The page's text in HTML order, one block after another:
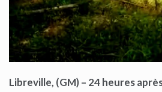
Libreville, (GM)– 24 heures